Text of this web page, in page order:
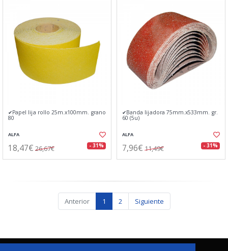
✔Papel lija rollo 25m.x100mm. grano
80
ALFA
18,47€ 26,67€ - 31%
✔Banda lijadora 75mm.x533mm. gr.
60 (5u)
ALFA
7,96€ 11,49€ - 31%
Anterior 1 2 Siguiente